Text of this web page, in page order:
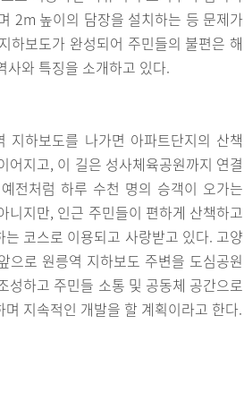
2m 높이의 담장을 설치하는 등 문제가
하보도가 완성되어 주민들의 불편은 해
사와 특징을 소개하고 있다.
지하보도를 나가면 아파트단지의 산책
어지고, 이 길은 성사체육공원까지 연결
전처럼 하루 수천 명의 승객이 오가는
니지만, 인근 주민들이 편하게 산책하고
는 코스로 이용되고 사랑받고 있다. 고양
으로 원릉역 지하보도 주변을 도심공원
성하고 주민들 소통 및 공동체 공간으로
며 지속적인 개발을 할 계획이라고 한다.